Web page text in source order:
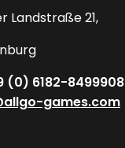
Landstraße 21,
(0) 6182-8499908
games.com